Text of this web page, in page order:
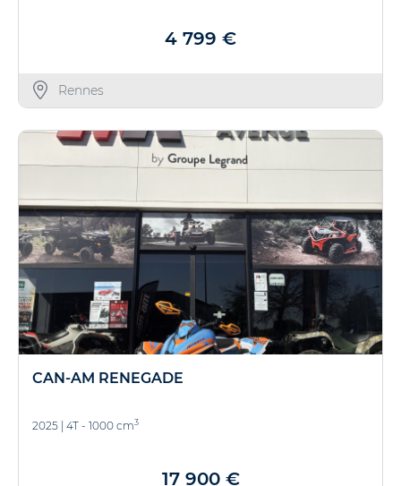
4 799 €
Rennes
CAN-AM RENEGADE
2025 4T - 1000 cm3
17 900 €